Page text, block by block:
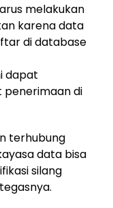
melakukan
karena data
di database
dapat
di
terhubung
data bisa
silang